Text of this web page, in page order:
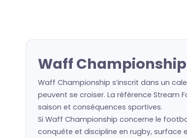
Waff
Waff Championship s’inscrit dans un
peuvent se croiser. La référence Stream
saison et conséquences sportives.
Si Waff Championship concerne le
conquête et discipline en rugby, surface